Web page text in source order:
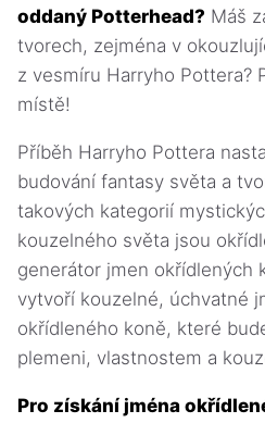
oddaný Potterhead? Máš
tvorech, zejména v
z vesmíru Harryho Pottera?
místě!
Příběh Harryho Pottera
budování fantasy světa a
takových kategorií
kouzelného světa jsou
generátor jmen okřídlených
vytvoří kouzelné, úchvatné
okřídleného koně, které
plemeni, vlastnostem a
Pro získání jména